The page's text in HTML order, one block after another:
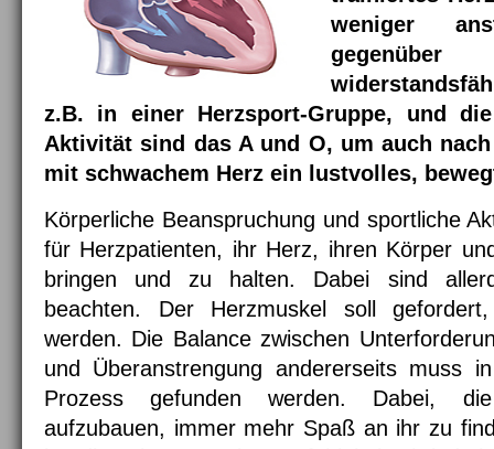
weniger
gegenüber
z.B. in einer Herzsport-Gruppe, und
Aktivität sind das A und O, um auch
mit schwachem Herz ein lustvolles,
Körperliche Beanspruchung und sportliche
für Herzpatienten, ihr Herz, ihren Körper
bringen und zu halten. Dabei sind
beachten. Der Herzmuskel soll
werden. Die Balance zwischen
und Überanstrengung andererseits muss
Prozess gefunden werden. Dabei,
aufzubauen, immer mehr Spaß an ihr zu